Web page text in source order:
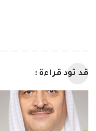
قد تود قراءة :